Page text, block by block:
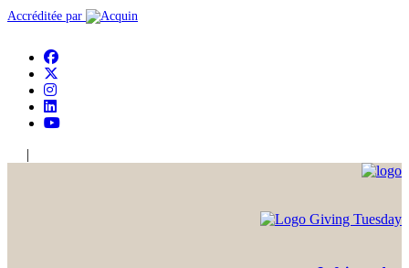
Accréditée par
|